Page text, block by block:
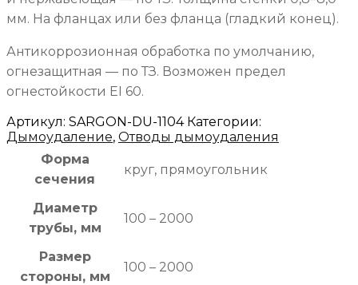
мм. На фланцах или без фланца (гладкий конец).
Антикоррозионная обработка по умолчанию,
огнезащитная — по ТЗ. Возможен предел
огнестойкости EI 60.
Артикул: SARGON-DU-1104 Категории:
Дымоудаление, Отводы дымоудаления
Форма
сечения
круг, прямоугольник
Диаметр
трубы, мм
100 – 2000
Размер
стороны, мм
100 – 2000